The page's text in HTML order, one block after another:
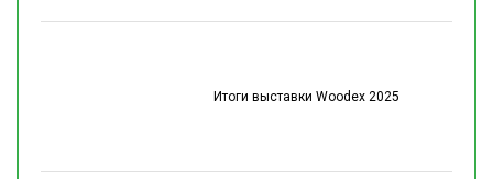
Итоги выставки Woodex 2025